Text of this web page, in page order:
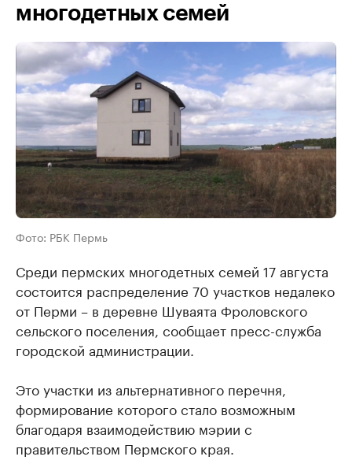
многодетных семей
Фото: РБК Пермь
Среди пермских многодетных семей 17 августа
состоится распределение 70 участков недалеко
от Перми – в деревне Шуваята Фроловского
сельского поселения, сообщает пресс-служба
городской администрации.
Это участки из альтернативного перечня,
формирование которого стало возможным
благодаря взаимодействию мэрии с
правительством Пермского края.